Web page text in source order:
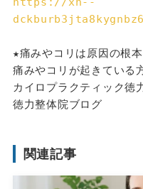
★痛みやコリは原因の根
痛みやコリが起きている
カイロプラクティック徳
徳力整体院ブログ
関連記事